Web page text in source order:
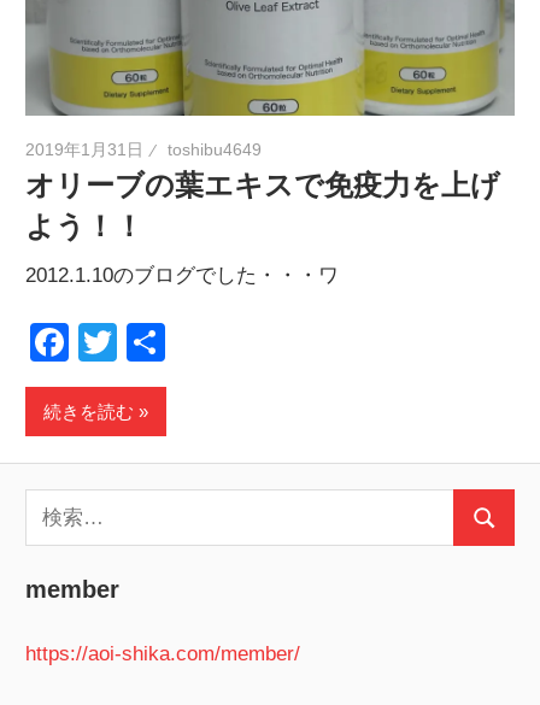
2019年1月31日 toshibu4649
オリーブの葉エキスで免疫力を上げ
よう！！
2012.1.10のブログでした・・・ワ
Facebook
Twitter
有
続きを読む
索:
検
member
https://aoi-shika.com/member/